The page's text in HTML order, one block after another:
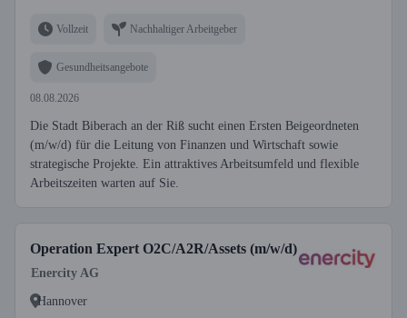
Vollzeit Nachhaltiger Arbeitgeber
Gesundheitsangebote
08.08.2026
Die Stadt Biberach an der Riß sucht einen Ersten Beigeordneten
(m/w/d) für die Leitung von Finanzen und Wirtschaft sowie
strategische Projekte. Ein attraktives Arbeitsumfeld und flexible
Arbeitszeiten warten auf Sie.
Operation Expert O2C/A2R/Assets (m/w/d)
Enercity AG
Hannover